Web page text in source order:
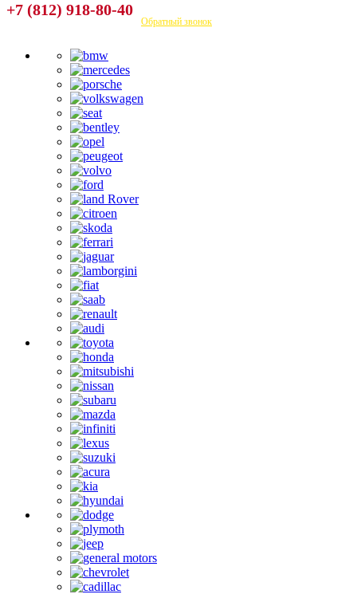
+7 (812) 918-80-40
Посмотреть на карте Обратный звонок